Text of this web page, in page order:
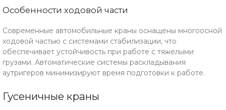
Особенности ходовой части
Современные автомобильные краны оснащены многоосной
ходовой частью с системами стабилизации, что
обеспечивает устойчивость при работе с тяжелыми
грузами. Автоматические системы раскладывания
аутригеров минимизируют время подготовки к работе.
Гусеничные краны